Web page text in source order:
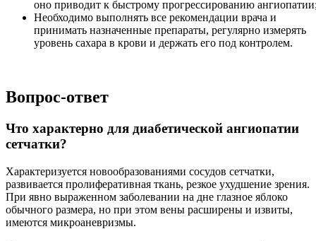
оно приводит к быстрому прогрессированию
Необходимо выполнять все рекомендации врача и
принимать назначенные препараты, регулярно измерять
уровень сахара в крови и держать его под контролем.
Вопрос-ответ
Что характерно для диабетической ангиопатии
сетчатки?
Характеризуется новообразованиями сосудов сетчатки,
развивается пролиферативная ткань, резкое ухудшение зрения.
При явно выраженном заболевании на дне глазное яблоко
обычного размера, но при этом вены расширены и извиты,
имеются микроаневризмы.